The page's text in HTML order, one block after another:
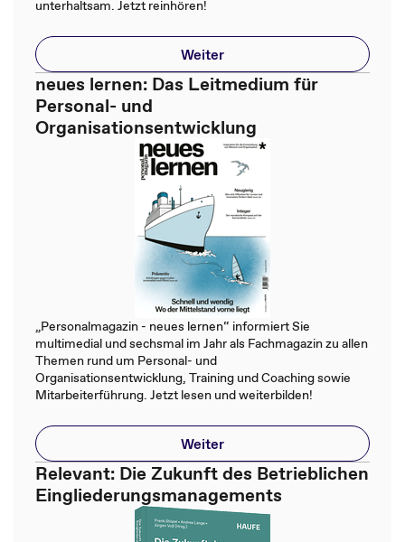
unterhaltsam. Jetzt reinhören!
Weiter
neues lernen: Das Leitmedium für
Personal- und
Organisationsentwicklung
„Personalmagazin - neues lernen“ informiert Sie
multimedial und sechsmal im Jahr als Fachmagazin zu allen
Themen rund um Personal- und
Organisationsentwicklung, Training und Coaching sowie
Mitarbeiterführung. Jetzt lesen und weiterbilden!
Weiter
Relevant: Die Zukunft des Betrieblichen
Eingliederungsmanagements